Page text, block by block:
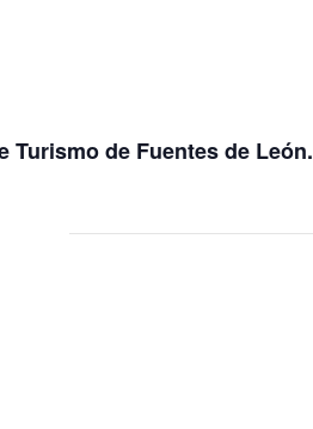
Turismo de Fuentes de León.